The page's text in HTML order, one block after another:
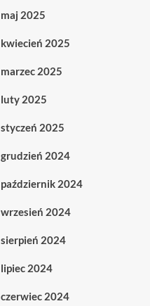
maj 2025
kwiecień 2025
marzec 2025
luty 2025
styczeń 2025
grudzień 2024
październik 2024
wrzesień 2024
sierpień 2024
lipiec 2024
czerwiec 2024